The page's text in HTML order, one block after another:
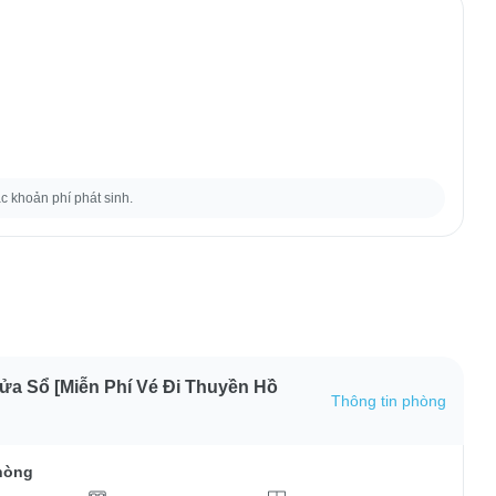
khoản phí phát sinh.
Sổ [Miễn Phí Vé Đi Thuyền Hồ
Thông tin phòng